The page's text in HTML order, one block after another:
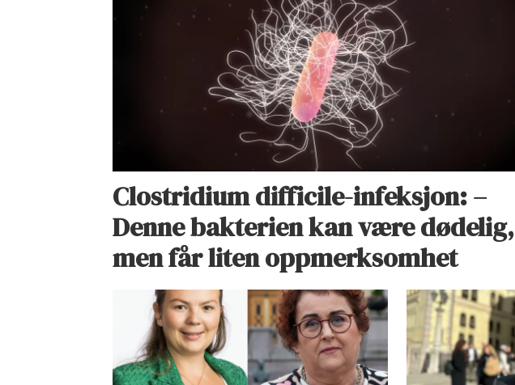
Clostridium difficile-infeksjon: –
Denne bakterien kan være dødelig,
men får liten oppmerksomhet